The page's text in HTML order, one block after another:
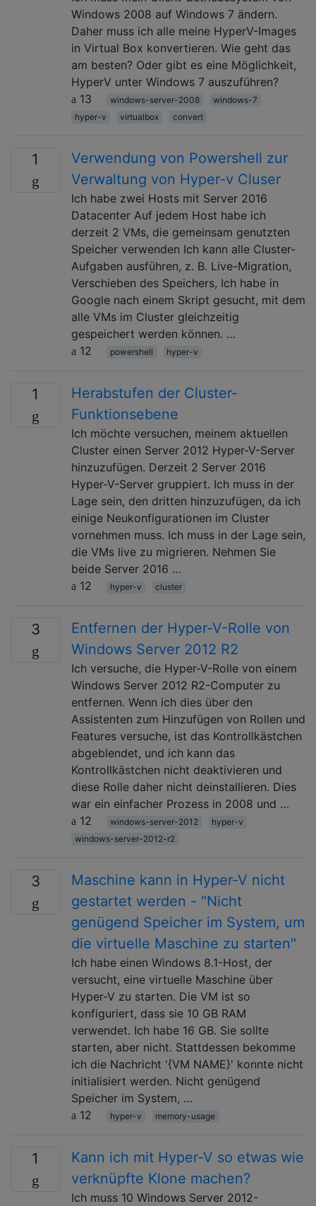
Windows 2008 auf Windows 7 ändern.
Daher muss ich alle meine HyperV-Images
in Virtual Box konvertieren. Wie geht das
am besten? Oder gibt es eine Möglichkeit,
HyperV unter Windows 7 auszuführen?
13
windows-server-2008
windows-7
hyper-v
virtualbox convert
1
Verwendung von Powershell zur
Verwaltung von Hyper-v Cluser
Ich habe zwei Hosts mit Server 2016
Datacenter Auf jedem Host habe ich
derzeit 2 VMs, die gemeinsam genutzten
Speicher verwenden Ich kann alle Cluster-
Aufgaben ausführen, z. B. Live-Migration,
Verschieben des Speichers, Ich habe in
Google nach einem Skript gesucht, mit dem
alle VMs im Cluster gleichzeitig
gespeichert werden können. …
12
powershell hyper-v
1
Herabstufen der Cluster-
Funktionsebene
Ich möchte versuchen, meinem aktuellen
Cluster einen Server 2012 Hyper-V-Server
hinzuzufügen. Derzeit 2 Server 2016
Hyper-V-Server gruppiert. Ich muss in der
Lage sein, den dritten hinzuzufügen, da ich
einige Neukonfigurationen im Cluster
vornehmen muss. Ich muss in der Lage sein,
die VMs live zu migrieren. Nehmen Sie
beide Server 2016 …
12
hyper-v cluster
3
Entfernen der Hyper-V-Rolle von
Windows Server 2012 R2
Ich versuche, die Hyper-V-Rolle von einem
Windows Server 2012 R2-Computer zu
entfernen. Wenn ich dies über den
Assistenten zum Hinzufügen von Rollen und
Features versuche, ist das Kontrollkästchen
abgeblendet, und ich kann das
Kontrollkästchen nicht deaktivieren und
diese Rolle daher nicht deinstallieren. Dies
war ein einfacher Prozess in 2008 und …
12
windows-server-2012
hyper-v
windows-server-2012-r2
3
Maschine kann in Hyper-V nicht
gestartet werden - "Nicht
genügend Speicher im System, um
die virtuelle Maschine zu starten"
Ich habe einen Windows 8.1-Host, der
versucht, eine virtuelle Maschine über
Hyper-V zu starten. Die VM ist so
konfiguriert, dass sie 10 GB RAM
verwendet. Ich habe 16 GB. Sie sollte
starten, aber nicht. Stattdessen bekomme
ich die Nachricht '{VM NAME}' konnte nicht
initialisiert werden. Nicht genügend
Speicher im System, …
12
hyper-v memory-usage
1
Kann ich mit Hyper-V so etwas wie
verknüpfte Klone machen?
Ich muss 10 Windows Server 2012-